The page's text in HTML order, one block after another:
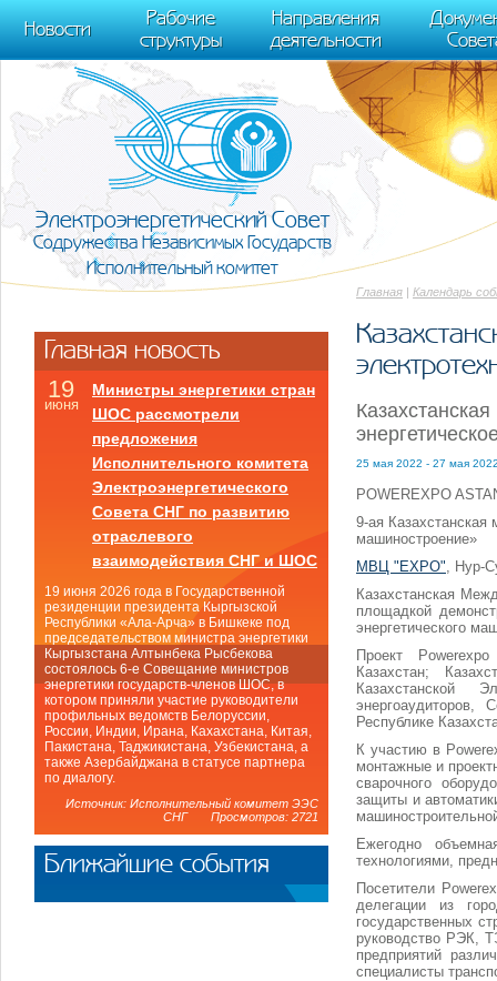
m[i].l=1*new Date(); for (var j = 0; j < document.scripts.length; j++) {if
[0],k.async=1,k.src=r,a.parentNode.insertBefore(k,a)}) (window,
trackLinks:true, accurateTrackBounce:true });
Новости
Рабочие
структуры
Направления
деятельности
Электроэнергетический Совет
Содружества Независимых Государств
Исполнительный комитет
Главная | Календарь
25 мая 2022 - 27 мая
POWEREXPO
9-ая Казахстанская
машиностроение»
МВЦ "EXPO" , Нур-
Казахстанская
площадкой
энергетического
Проект
Казахстан;
Казахстанской
энергоаудиторов,
Республике
К участию в
монтажные и
сварочного
защиты и
Ежегодно
технологиями,
Посетители
делегации из
государственных
руководство РЭК,
предприятий
специалисты
Главная новость
19
июня
Министры энергетики стран
ШОС рассмотрели
предложения
Исполнительного комитета
Электроэнергетического
Совета СНГ по развитию
отраслевого
взаимодействия СНГ и ШОС
19 июня 2026 года в Государственной
резиденции президента Кыргызской
Республики «Ала-Арча» в Бишкеке под
председательством министра энергетики
Кыргызстана Алтынбека Рысбекова
состоялось 6-е Совещание министров
энергетики государств-членов ШОС, в
котором приняли участие руководители
профильных ведомств Белоруссии,
России, Индии, Ирана, Кахахстана, Китая,
Пакистана, Таджикистана, Узбекистана, а
также Азербайджана в статусе партнера
по диалогу.
Источник: Исполнительный комитет ЭЭС
СНГ Просмотров: 2721
Ближайшие события